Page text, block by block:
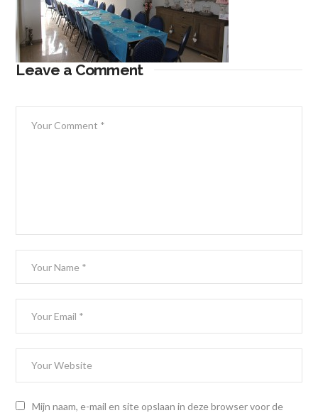
Leave a Comment
Mijn naam, e-mail en site opslaan in deze browser voor de